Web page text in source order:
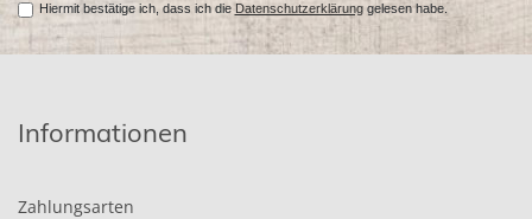
Hiermit bestätige ich, dass ich die Datenschutzerklärunggelesen habe.
Informationen
Zahlungsarten